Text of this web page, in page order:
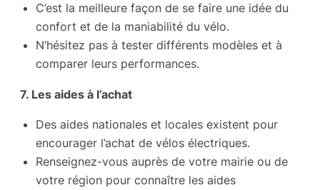
C’est la meilleure façon de se faire une idée du
confort et de la maniabilité du vélo.
N’hésitez pas à tester différents modèles et à
comparer leurs performances.
7. Les aides à l’achat
Des aides nationales et locales existent pour
encourager l’achat de vélos électriques.
Renseignez-vous auprès de votre mairie ou de
votre région pour connaître les aides